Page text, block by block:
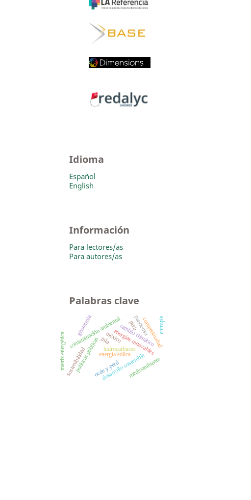
Idioma
Español
English
Información
Para lectores/as
Para autores/as
Palabras clave
hidrocarburos
energías renovables
contaminación ambientalcambio climático
desarrollo sostenible
políticas públicas medioambiente
matriz energética energía eólica
geotermia pandemiacompetitividad
ocde y perú
entropía
inla
méxico
perú
sostenibilidad